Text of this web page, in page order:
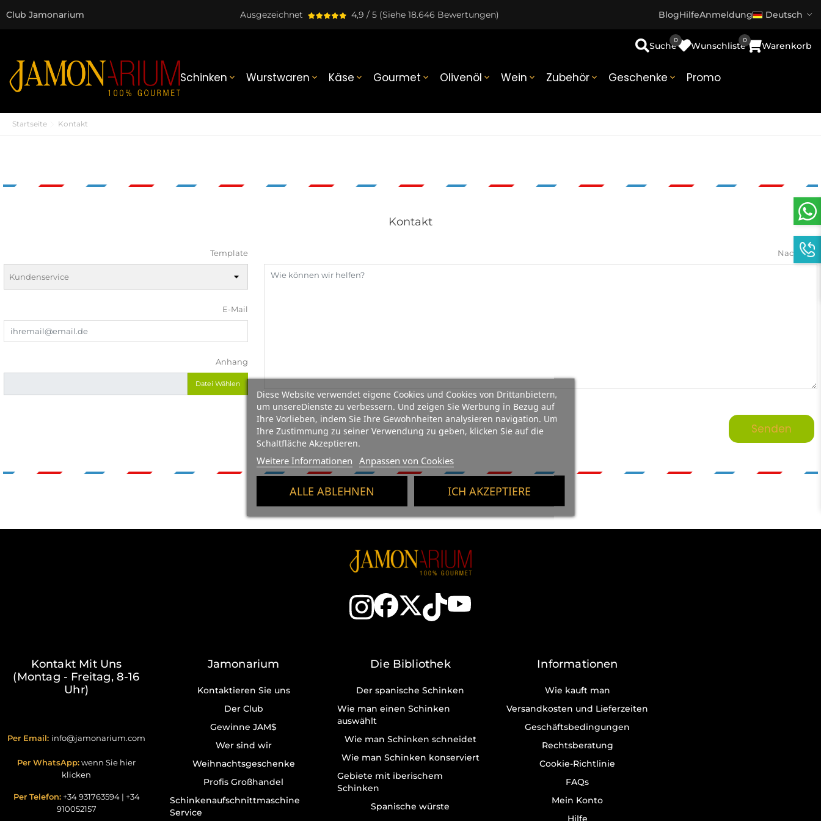
Diese Website verwendet eigene Cookies und Cookies von Drittanbietern,
um unsereDienste zu verbessern. Und zeigen Sie Werbung in Bezug auf
Ihre Vorlieben, indem Sie Ihre Gewohnheiten analysieren navigation. Um
Ihre Zustimmung zu seiner Verwendung zu geben, klicken Sie auf die
Schaltfläche Akzeptieren.
Weitere Informationen Anpassen von Cookies
ALLE ABLEHNEN ICH AKZEPTIERE
Club Jamonarium Ausgezeichnet 4,9 / 5 (Siehe 18.646 Bewertungen) BlogHilfeAnmeldung Deutsch
Schinken  Wurstwaren  Käse  Gourmet  Olivenöl  Wein  Zubehör  Geschenke  Promo
Suche Wunschliste
0
Warenkorb
0
Startseite Kontakt
Kontakt
Template Nachricht
E-Mail
Anhang
Datei Wählen
Kontakt Mit Uns
(Montag - Freitag, 8-16
Uhr)
Per Email: info@jamonarium.com
Per WhatsApp:wenn Sie hier
klicken
Per Telefon: +34 931763594| +34
910052157
Jamonarium
Kontaktieren Sie uns
Der Club
Gewinne JAM$
Wer sind wir
Weihnachtsgeschenke
Profis Großhandel
Schinkenaufschnittmaschine
Service
Die Bibliothek
Der spanische Schinken
Wie man einen Schinken
auswählt
Wie man Schinken schneidet
Wie man Schinken konserviert
Gebiete mit iberischem
Schinken
Spanische würste
Informationen
Wie kauft man
Versandkosten und Lieferzeiten
Geschäftsbedingungen
Rechtsberatung
Cookie-Richtlinie
FAQs
Mein Konto
Hilfe